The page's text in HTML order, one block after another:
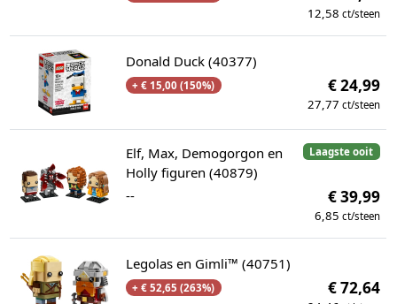
12,58 ct/steen
Donald Duck (40377)
+ € 15,00 (150%) € 24,99
27,77 ct/steen
Laagste ooit
Elf, Max, Demogorgon en
Holly figuren (40879)
--
€ 39,99
6,85 ct/steen
Legolas en Gimli™ (40751)
+ € 52,65 (263%) € 72,64